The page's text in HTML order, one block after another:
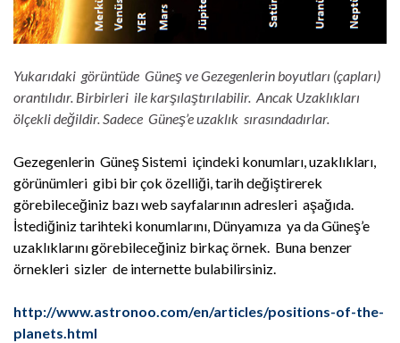
Yukarıdaki görüntüde Güneş ve Gezegenlerin boyutları (çapları)
orantılıdır. Birbirleri ile karşılaştırılabilir. Ancak Uzaklıkları
ölçekli değildir. Sadece Güneş’e uzaklık sırasındadırlar.
Gezegenlerin Güneş Sistemi içindeki konumları, uzaklıkları,
görünümleri gibi bir çok özelliği, tarih değiştirerek
görebileceğiniz bazı web sayfalarının adresleri aşağıda.
İstediğiniz tarihteki konumlarını, Dünyamıza ya da Güneş’e
uzaklıklarını görebileceğiniz birkaç örnek. Buna benzer
örnekleri sizler de internette bulabilirsiniz.
http://www.astronoo.com/en/articles/positions-of-the-
planets.html